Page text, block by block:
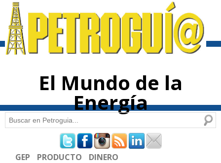
contenido
El Mundo de la
Energía
Formulario de búsqueda
Buscar
GEP PRODUCTO DINERO